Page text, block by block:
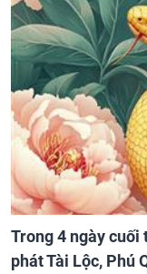
Trong 4 ngày cuối
phát Tài Lộc, Phú